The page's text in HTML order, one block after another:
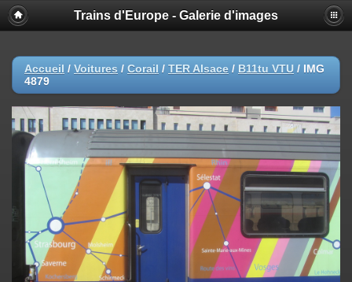
Trains d'Europe - Galerie d'images
Accueil / Voitures / Corail / TER Alsace / B11tu VTU / IMG
4879